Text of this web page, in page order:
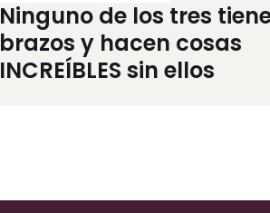
Ninguno de los tres
brazos y hacen cosas
INCREÍBLES sin ellos